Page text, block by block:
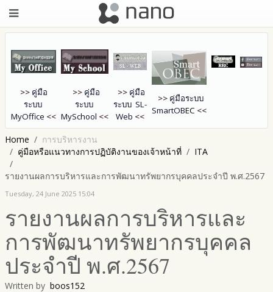
>> คู่มือ
ระบบ
MyOffice <<
>> คู่มือ
ระบบ
MySchool <<
>> คู่มือ
ระบบ SL-
Web <<
>> คู่มือระบบ
SmartOBEC <<
Home
การบริหารงาน
คู่มือหรือแนวทางการปฏิบัติงานของเจ้าหน้าที่
ITA
รายงานผลการบริหารและการพัฒนาทรัพยากรบุคคลประจำปี พ.ศ.2567
Tuesday, 24 June 2025 15:04
รายงานผลการบริหารและ
การพัฒนาทรัพยากรบุคคล
ประจำปี พ.ศ.2567
Written by boos152